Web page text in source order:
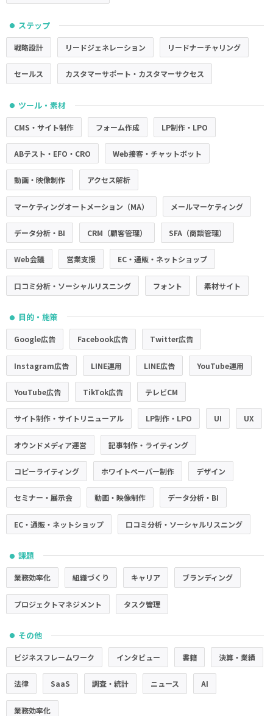
● ステップ
戦略設計 リードジェネレーション リードナーチャリング
セールス カスタマーサポート・カスタマーサクセス
● ツール・素材
CMS・サイト制作 フォーム作成 LP制作・LPO
ABテスト・EFO・CRO Web接客・チャットボット
動画・映像制作 アクセス解析
マーケティングオートメーション（MA） メールマーケティング
データ分析・BI CRM（顧客管理） SFA（商談管理）
Web会議 営業支援 EC・通販・ネットショップ
口コミ分析・ソーシャルリスニング フォント 素材サイト
● 目的・施策
Google広告 Facebook広告 Twitter広告
Instagram広告 LINE運用 LINE広告 YouTube運用
YouTube広告 TikTok広告 テレビCM
サイト制作・サイトリニューアル LP制作・LPO UI UX
オウンドメディア運営 記事制作・ライティング
コピーライティング ホワイトペーパー制作 デザイン
セミナー・展示会 動画・映像制作 データ分析・BI
EC・通販・ネットショップ 口コミ分析・ソーシャルリスニング
● 課題
業務効率化 組織づくり キャリア ブランディング
プロジェクトマネジメント タスク管理
● その他
ビジネスフレームワーク インタビュー 書籍 決算・業績
法律 SaaS 調査・統計 ニュース AI
業務効率化